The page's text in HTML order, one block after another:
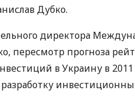
Дубко.
директора
пересмотр прогноза
в Украину в 2011